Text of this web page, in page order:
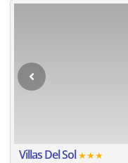
Villas Del Sol★★★